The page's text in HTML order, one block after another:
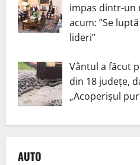
impas dintr-un
acum: ”Se
lideri”
Vântul a făcut
din 18 județe,
„Acoperișul
AUTO